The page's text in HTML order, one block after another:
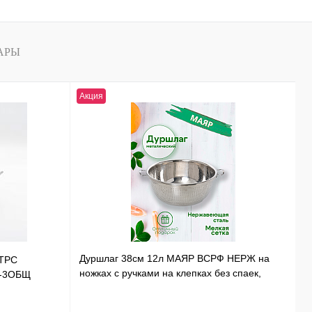
3ОБЩ
Акция
Дуршлаг 38см 12л МАЯР ВСРФ НЕРЖ на
ножках с ручками на клепках без спаек,